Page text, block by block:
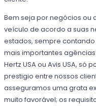
Bem seja por negócios ou
veículo de acordo a suas
estados, sempre
mais importantes
Hertz USA ou Avis USA, só
prestigio entre nossos
asseguramos uma grata
muito favorável; os